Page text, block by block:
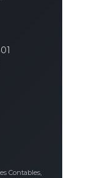
Contables,